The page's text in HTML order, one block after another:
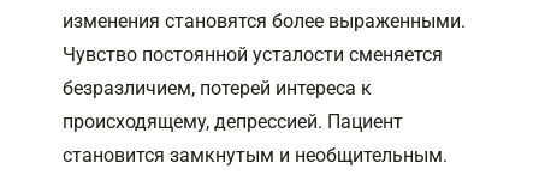
изменения становятся более выраженными.
Чувство постоянной усталости сменяется
безразличием, потерей интереса к
происходящему, депрессией. Пациент
становится замкнутым и необщительным.